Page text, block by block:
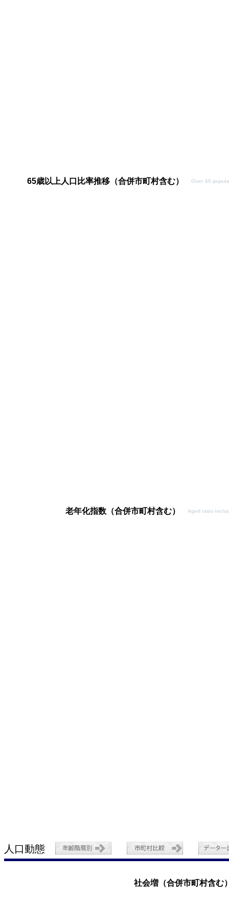
65歳以上人口比率推移（合併市町村含む） Over 65
老年化指数（合併市町村含む） Aged ratio
人口動態
社会増（合併市町村含む